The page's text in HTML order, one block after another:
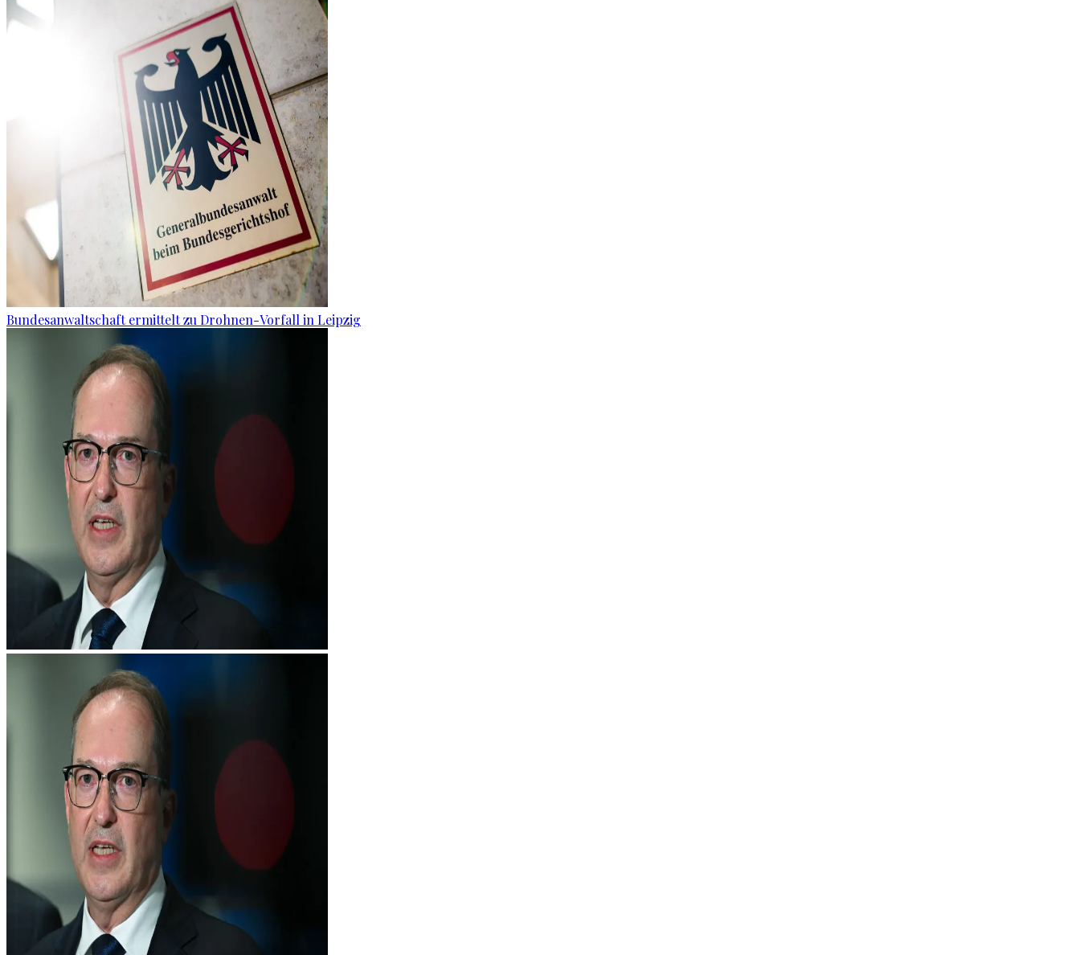
Bundesanwaltschaft ermittelt zu Drohnen-Vorfall in Leipzig